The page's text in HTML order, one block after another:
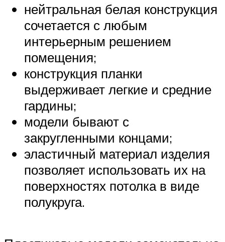
нейтральная белая конструкция
сочетается с любым
интерьерным решением
помещения;
конструкция планки
выдерживает легкие и средние
гардины;
модели бывают с
закругленными концами;
эластичный материал изделия
позволяет использовать их на
поверхностях потолка в виде
полукруга.